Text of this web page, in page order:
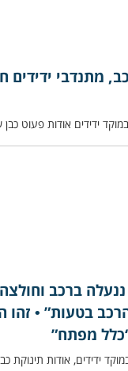
מתנדבי
ברכב
בטעות” • זהו
מפתח”